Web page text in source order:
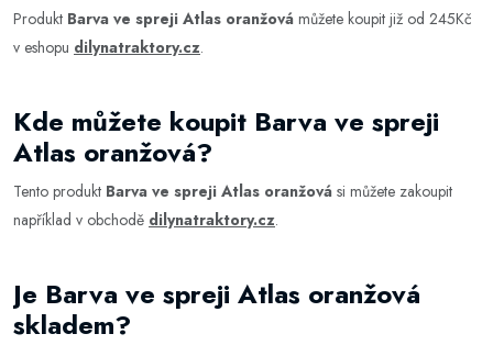
Produkt Barva ve spreji Atlas oranžová můžete koupit již od 245Kč
v eshopu dilynatraktory.cz.
Kde můžete koupit Barva ve spreji
Atlas oranžová?
Tento produkt Barva ve spreji Atlas oranžová si můžete zakoupit
například v obchodě dilynatraktory.cz.
Je Barva ve spreji Atlas oranžová
skladem?